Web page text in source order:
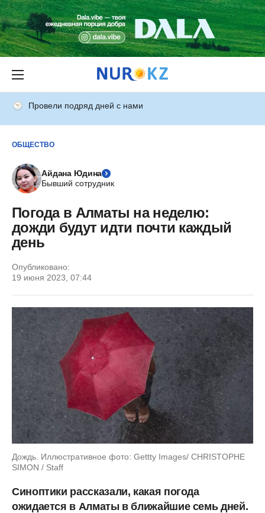
Провели подряд дней с нами
ОБЩЕСТВО
Айдана Юдина
Бывший сотрудник
Погода в Алматы на неделю:
дожди будут идти почти каждый
день
Опубликовано:
19 июня 2023, 07:44
Дождь. Иллюстративное фото: Gettty Images/ CHRISTOPHE
SIMON / Staff
Синоптики рассказали, какая погода
ожидается в Алматы в ближайшие семь дней.